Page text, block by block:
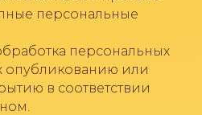
персональные
персональных
опубликованию или
в соответствии